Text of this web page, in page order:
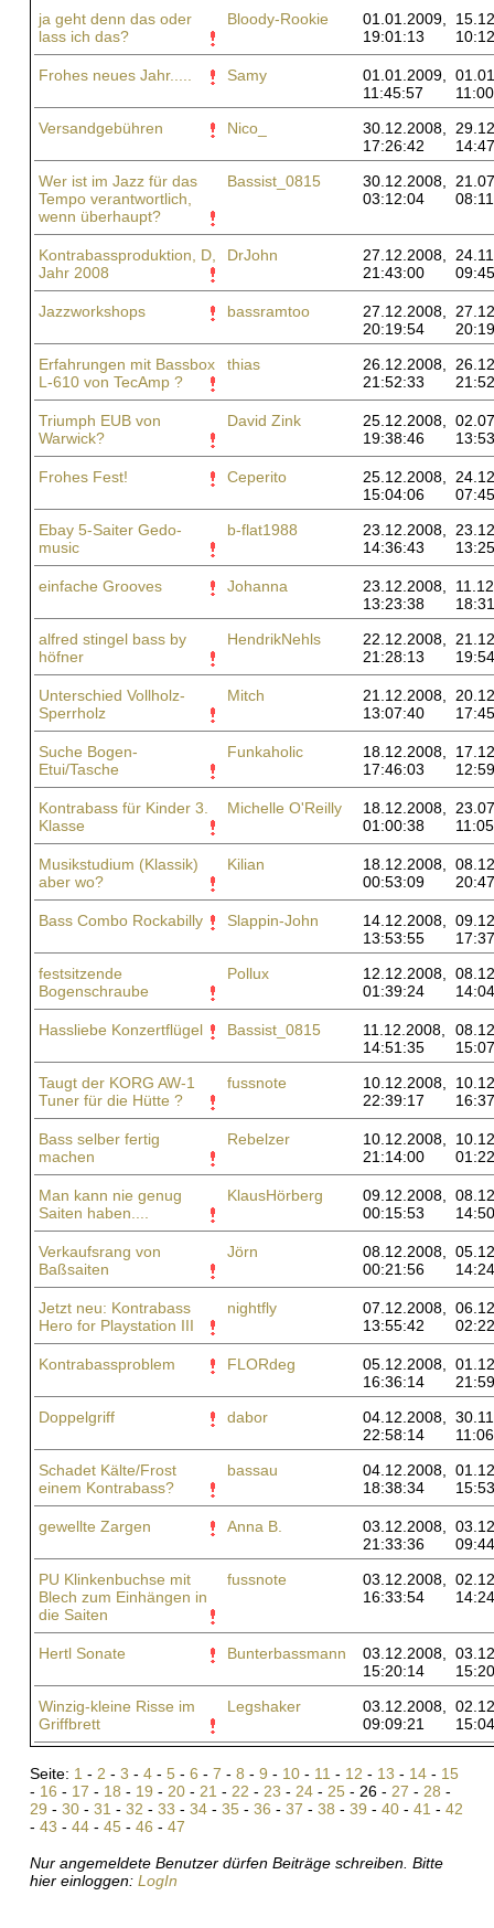
ja geht denn das oder
lass ich das?
Bloody-Rookie
01.01.2009,
19:01:13
Frohes neues Jahr..... Samy
01.01.2009,
11:45:57
Versandgebühren
Nico_
30.12.2008,
17:26:42
Wer ist im Jazz für das
Tempo verantwortlich,
wenn überhaupt?
Bassist_0815
30.12.2008,
03:12:04
Kontrabassproduktion, D,
Jahr 2008
DrJohn
27.12.2008,
21:43:00
Jazzworkshops bassramtoo
27.12.2008,
20:19:54
Erfahrungen mit Bassbox
L-610 von TecAmp ?
thias
26.12.2008,
21:52:33
Triumph EUB von
Warwick?
David Zink
25.12.2008,
19:38:46
Frohes Fest! Ceperito
25.12.2008,
15:04:06
Ebay 5-Saiter Gedo-
music
b-flat1988
23.12.2008,
14:36:43
einfache Grooves Johanna
23.12.2008,
13:23:38
alfred stingel bass by
höfner
HendrikNehls
22.12.2008,
21:28:13
Unterschied Vollholz-
Sperrholz
Mitch
21.12.2008,
13:07:40
Suche Bogen-
Etui/Tasche
Funkaholic
18.12.2008,
17:46:03
Kontrabass für Kinder 3.
Klasse
Michelle O'Reilly
18.12.2008,
01:00:38
Musikstudium (Klassik)
aber wo?
Kilian
18.12.2008,
00:53:09
Bass Combo Rockabilly Slappin-John
14.12.2008,
13:53:55
festsitzende
Bogenschraube
Pollux
12.12.2008,
01:39:24
Hassliebe Konzertflügel Bassist_0815
11.12.2008,
14:51:35
Taugt der KORG AW-1
Tuner für die Hütte ?
fussnote
10.12.2008,
22:39:17
Bass selber fertig
machen
Rebelzer
10.12.2008,
21:14:00
Man kann nie genug
Saiten haben....
KlausHörberg
09.12.2008,
00:15:53
Verkaufsrang von
Baßsaiten
Jörn
08.12.2008,
00:21:56
Jetzt neu: Kontrabass
Hero for Playstation III
nightfly
07.12.2008,
13:55:42
Kontrabassproblem FLORdeg
05.12.2008,
16:36:14
Doppelgriff
dabor
04.12.2008,
22:58:14
Schadet Kälte/Frost
einem Kontrabass?
bassau
04.12.2008,
18:38:34
gewellte Zargen Anna B.
03.12.2008,
21:33:36
PU Klinkenbuchse mit
Blech zum Einhängen in
die Saiten
fussnote
03.12.2008,
16:33:54
Hertl Sonate Bunterbassmann
03.12.2008,
15:20:14
Winzig-kleine Risse im
Griffbrett
Legshaker
03.12.2008,
09:09:21
Seite: 1 - 2 - 3 - 4 - 5 - 6 - 7 - 8 - 9 - 10 - 11 - 12 - 13 - 14 - 15
- 16 - 17 - 18 - 19 - 20 - 21 - 22 - 23 - 24 - 25 - 26 - 27 - 28 -
29 - 30 - 31 - 32 - 33 - 34 - 35 - 36 - 37 - 38 - 39 - 40 - 41 - 42
- 43 - 44 - 45 - 46 - 47
Nur angemeldete Benutzer dürfen Beiträge schreiben. Bitte
hier einloggen: LogIn